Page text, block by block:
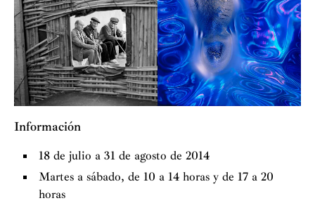
Información
18 de julio a 31 de agosto de 2014
Martes a sábado, de 10 a 14 horas y de 17 a 20
horas